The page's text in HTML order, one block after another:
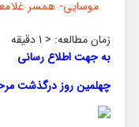
موسایی- همسر
زمان مطالعه: < 1 دقیقه
به جهت اطلاع رسانی
چهلمین روز درگذشت